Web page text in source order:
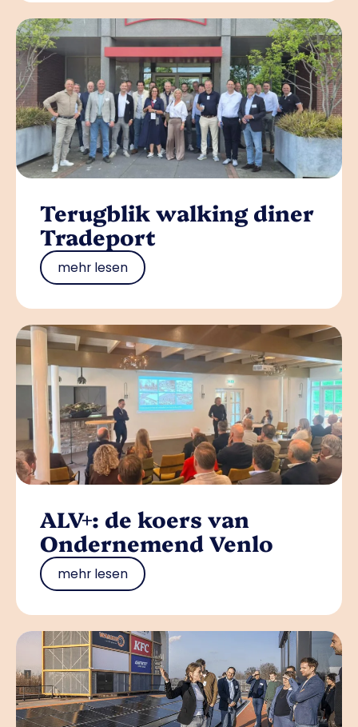
Terugblik walking diner
Tradeport
mehr lesen
ALV+: de koers van
Ondernemend Venlo
mehr lesen